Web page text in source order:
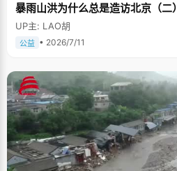
暴雨山洪为什么总是造访北京（二）
UP主: LAO胡
公益 • 2026/7/11